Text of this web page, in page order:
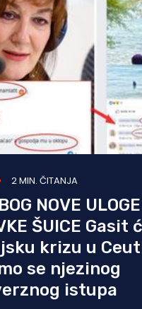
2 MIN. ČITANJA
NOVE ULOGE
ŠUICE Gasit
krizu u
se njezinog
istupa